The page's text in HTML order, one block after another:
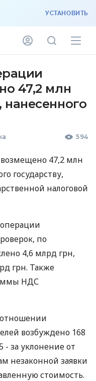
УСТАНОВИТЬ
47,2 млн
594
47,2 млн
государству,
налоговой
по
4,6 млрд грн,
грн. Также
НДС
возбуждено 168
- за уклонение от
незаконной заявки
стоимость.